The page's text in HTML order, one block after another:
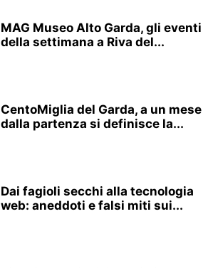
MAG Museo Alto Garda, gli eventi
della settimana a Riva del...
CentoMiglia del Garda, a un mese
dalla partenza si definisce la...
Dai fagioli secchi alla tecnologia
web: aneddoti e falsi miti sui...